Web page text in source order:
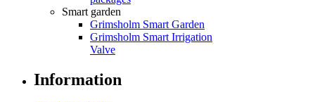
Smart garden
Grimsholm Smart Garden
Grimsholm Smart Irrigation
Valve
Information